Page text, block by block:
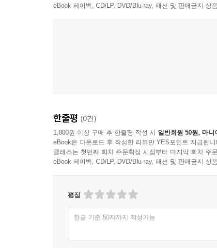
eBook 페이백, CD/LP, DVD/Blu-ray, 패션 및 판매금지 상
한줄평 (0건)
1,000원 이상 구매 후 한줄평 작성 시 일반회원 50원, 마니
eBook은 다운로드 후 작성한 리뷰만 YES포인트 지급됩니
클래스는 첫번째 회차 주문확정 시점부터 마지막 회차 주
eBook 페이백, CD/LP, DVD/Blu-ray, 패션 및 판매금지 상
평점
한글 기준 50자까지 작성가능